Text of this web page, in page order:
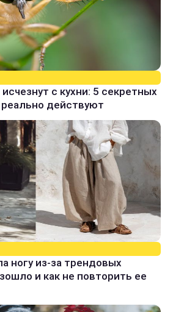
с кухни: 5 секретных
действуют
ногу из-за трендовых
и как не повторить ее